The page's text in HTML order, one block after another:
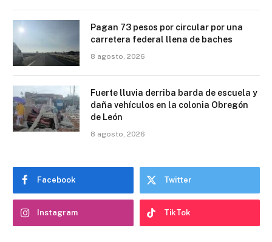
Pagan 73 pesos por circular por una
carretera federal llena de baches
8 agosto, 2026
Fuerte lluvia derriba barda de escuela y
daña vehículos en la colonia Obregón
de León
8 agosto, 2026
Facebook Twitter
Instagram TikTok